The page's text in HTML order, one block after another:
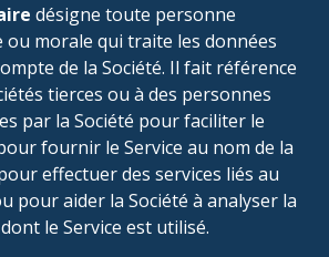
désigne toute personne
ou morale qui traite les données
de la Société. Il fait référence
tierces ou à des personnes
par la Société pour faciliter le
fournir le Service au nom de la
effectuer des services liés au
pour aider la Société à analyser la
le Service est utilisé.